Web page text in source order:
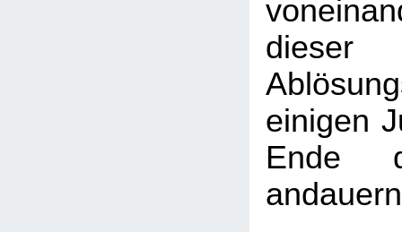
einigen
Ende